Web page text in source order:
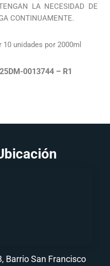
LA NECESIDAD DE
CONTINUAMENTE.
unidades por 2000ml
0013744 – R1
Barrio San Francisco